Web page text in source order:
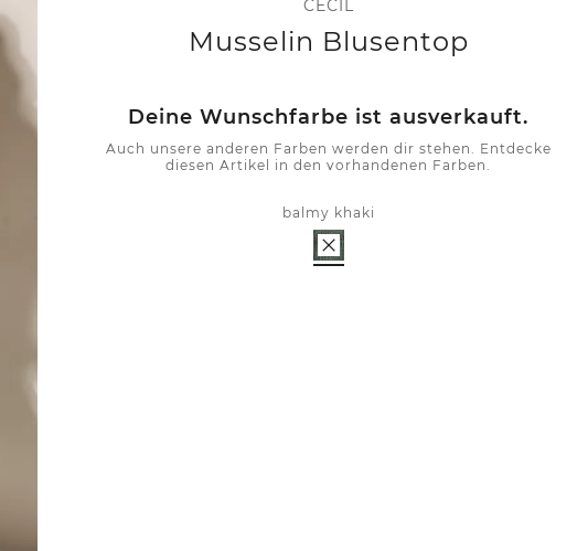
CECIL
Musselin Blusentop
Deine Wunschfarbe ist ausverkauft.
Auch unsere anderen Farben werden dir stehen. Entdecke
diesen Artikel in den vorhandenen Farben.
balmy khaki